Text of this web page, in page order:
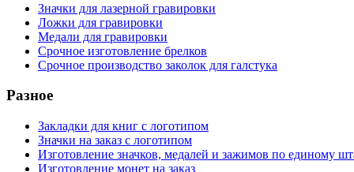
Значки для лазерной гравировки
Ложки для гравировки
Медали для гравировки
Срочное изготовление брелков
Срочное производство заколок для галстука
Разное
Закладки для книг с логотипом
Значки на заказ с логотипом
Изготовление значков, медалей и зажимов по единому
Изготовление монет на заказ